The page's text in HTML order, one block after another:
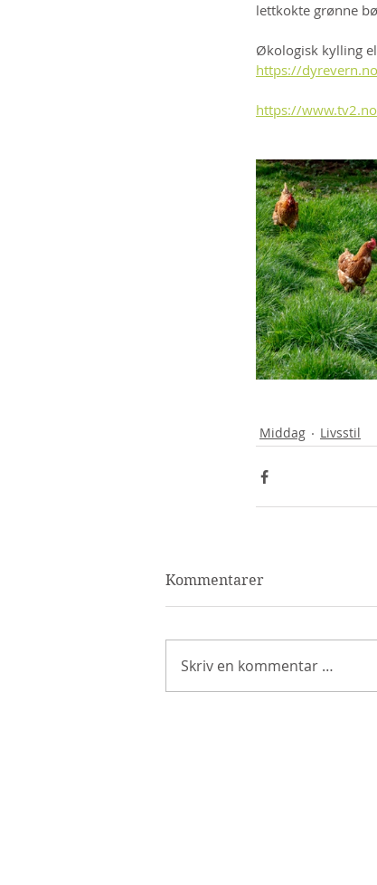
lettkokte grønne
Økologisk kylling
https://
https://
Middag Livsstil
Kommentarer
Skriv en kommentar …